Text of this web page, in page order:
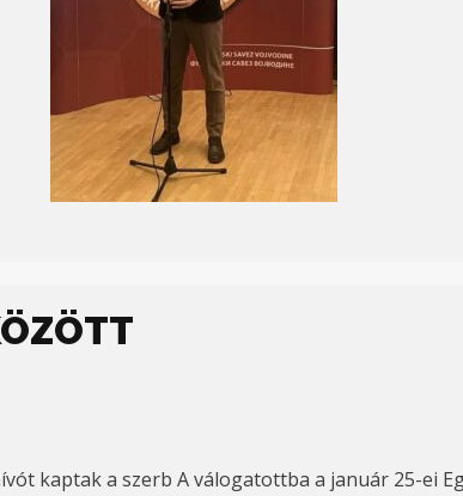
kaptak a szerb A válogatottba a január 25-ei